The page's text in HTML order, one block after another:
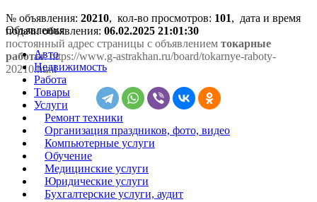
№ объявления: 20210, кол-во просмотров: 101, дата и время
подачи объявления: 06.02.2025 21:01:30
постоянный адрес страницы с объявлением токарные
работы: https://www.g-astrakhan.ru/board/tokarnye-raboty-
20210.html
Объявления
Авто
Недвижимость
Работа
Товары
Услуги
Ремонт техники
Организация праздников, фото, видео
Компьютерные услуги
Обучение
Медицинские услуги
Юридические услуги
Бухгалтерские услуги, аудит